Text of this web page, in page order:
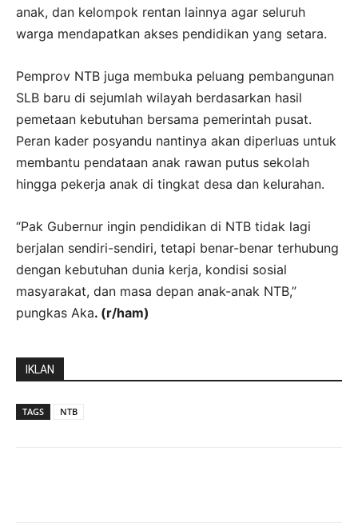
anak, dan kelompok rentan lainnya agar seluruh
warga mendapatkan akses pendidikan yang setara.
Pemprov NTB juga membuka peluang pembangunan
SLB baru di sejumlah wilayah berdasarkan hasil
pemetaan kebutuhan bersama pemerintah pusat.
Peran kader posyandu nantinya akan diperluas untuk
membantu pendataan anak rawan putus sekolah
hingga pekerja anak di tingkat desa dan kelurahan.
“Pak Gubernur ingin pendidikan di NTB tidak lagi
berjalan sendiri-sendiri, tetapi benar-benar terhubung
dengan kebutuhan dunia kerja, kondisi sosial
masyarakat, dan masa depan anak-anak NTB,”
pungkas Aka. (r/ham)
IKLAN
TAGS NTB